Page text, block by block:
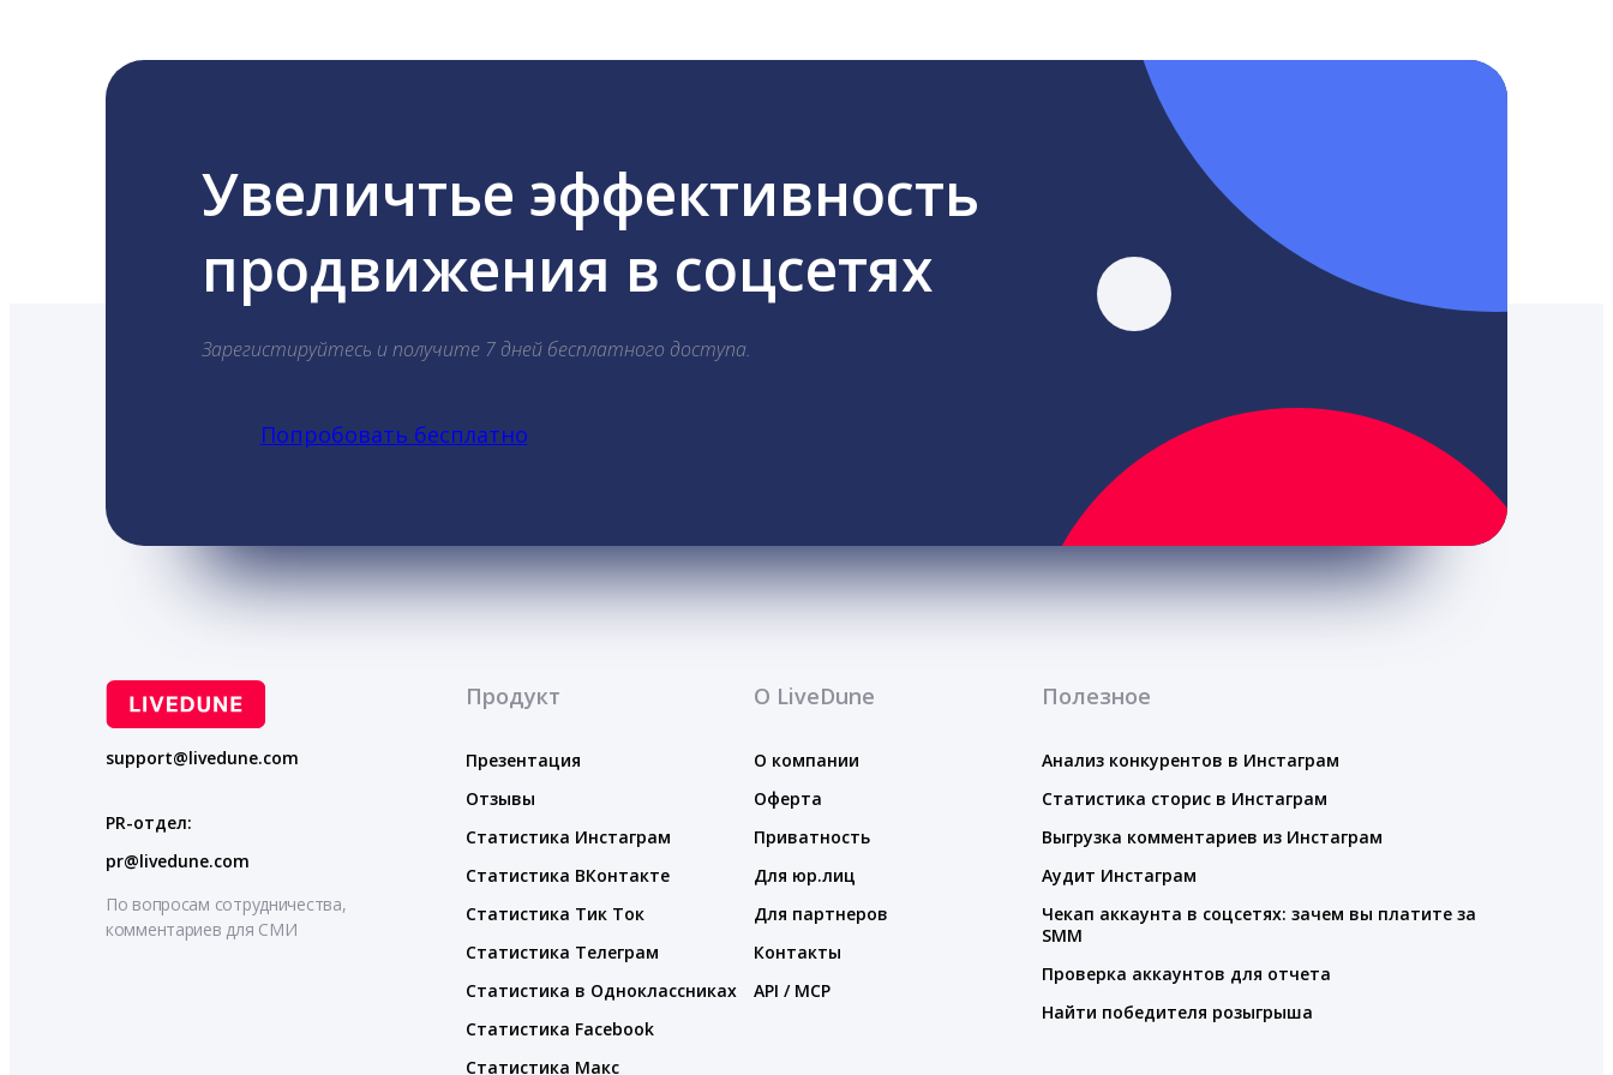
Увеличтье эффективность
продвижения в соцсетях
Зарегистируйтесь и получите 7 дней бесплатного доступа.
Попробовать бесплатно
support@livedune.com
PR-отдел:
pr@livedune.com
По вопросам сотрудничества,
комментариев для СМИ
Продукт
Презентация
Отзывы
Статистика Инстаграм
Статистика ВКонтакте
Статистика Тик Ток
Статистика Телеграм
Статистика в Одноклассниках
Статистика Facebook
Статистика Макс
О LiveDune
О компании
Оферта
Приватность
Для юр.лиц
Для партнеров
Контакты
API / MCP
Полезное
Анализ конкурентов в Инстаграм
Статистика сторис в Инстаграм
Выгрузка комментариев из Инстаграм
Аудит Инстаграм
Чекап аккаунта в соцсетях: зачем вы платите за
SMM
Проверка аккаунтов для отчета
Найти победителя розыгрыша